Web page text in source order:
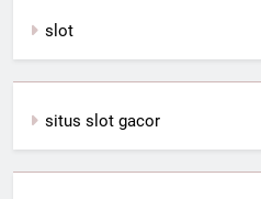
slot
situs slot gacor